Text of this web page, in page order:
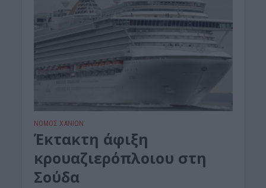
ΝΟΜΌΣ ΧΑΝΊΩΝ
Έκτακτη άφιξη
κρουαζιερόπλοιου στη
Σούδα